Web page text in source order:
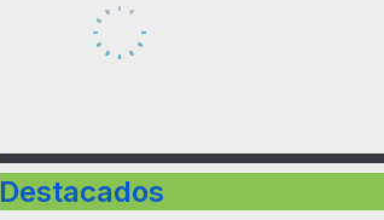
Destacados